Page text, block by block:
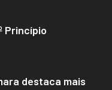
Princípio
destaca mais